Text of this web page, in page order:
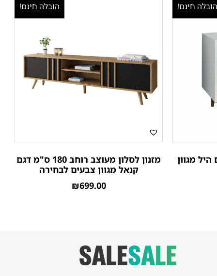
הובלה חינם!
מגוון
הובלה חינם!
מזנון לסלון מעוצב רוחב 180 ס"מ דגם
קנאל מגוון צבעים לבחירה
₪699.00